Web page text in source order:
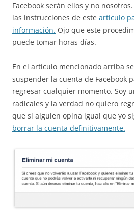
Facebook serán ellos y no
las instrucciones de este artículo
información. Ojo que este
puede tomar horas días.
En el artículo mencionado arriba
suspender la cuenta de Facebook
regresar cualquier momento. Soy
radicales y la verdad no quiero
que si alguien opina igual que yo
borrar la cuenta definitivamente.